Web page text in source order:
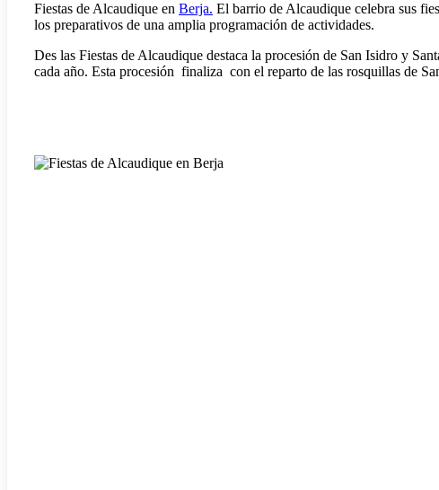
Fiestas de Alcaudique en Berja. El barrio de Alcaudique celebra sus
los preparativos de una amplia programación de actividades.
Des las Fiestas de Alcaudique destaca la procesión de San Isidro y
cada año. Esta procesión finaliza con el reparto de las rosquillas de